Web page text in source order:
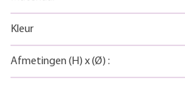
Kleur
Afmetingen (H) x(Ø) :